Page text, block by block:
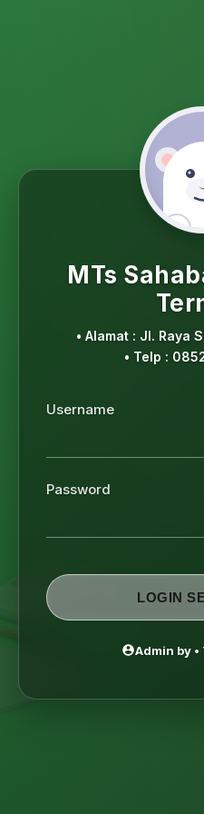
MTs
• Alamat : Jl. Raya
• Telp :
Username
Password
LOGIN
Admin by •